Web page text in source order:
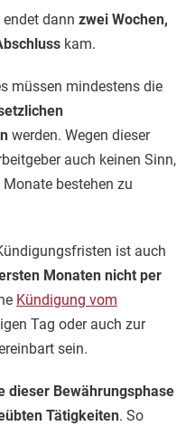
dann zwei Wochen,
kam.
müssen mindestens die
werden. Wegen dieser
auch keinen Sinn,
bestehen zu
ist auch
Monaten nicht per
Kündigung vom
Tag oder auch zur
sein.
dieser Bewährungsphase
Tätigkeiten. So